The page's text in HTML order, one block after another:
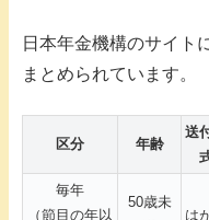
日本年金機構のサイト
まとめられています。
区分 年齢
送
毎年
（節目の年以
50歳未
は